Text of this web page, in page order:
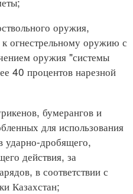
оружия,
огнестрельному оружию с
оружия "системы
40 процентов нарезной
бумерангов и
для использования
ударно-дробящего,
действия, за
в соответствии с
Казахстан;